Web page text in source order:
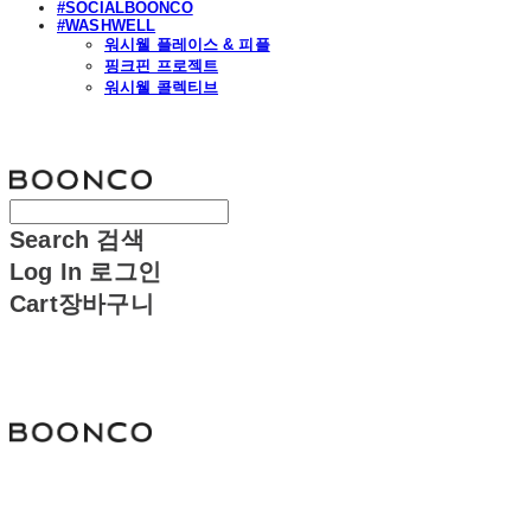
#SOCIALBOONCO
#WASHWELL
워시웰 플레이스 & 피플
핑크핀 프로젝트
워시웰 콜렉티브
Search 검색
Log In 로그인
Cart장바구니